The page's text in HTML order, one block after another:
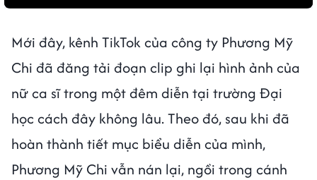
Mới đây, kênh TikTok của công ty Phương Mỹ
Chi đã đăng tải đoạn clip ghi lại hình ảnh của
nữ ca sĩ trong một đêm diễn tại trường Đại
học cách đây không lâu. Theo đó, sau khi đã
hoàn thành tiết mục biểu diễn của mình,
Phương Mỹ Chi vẫn nán lại, ngồi trong cánh